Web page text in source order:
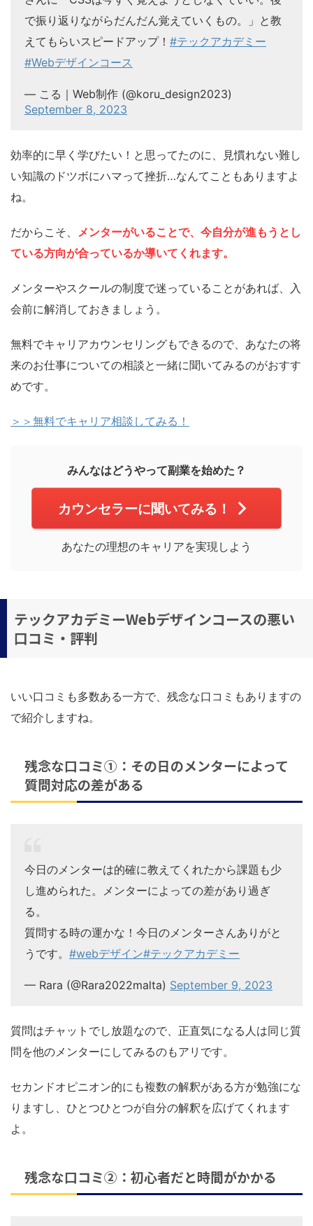
で振り返りながらだんだん覚えていくもの。」と教
えてもらいスピードアップ！ #テックアカデミー
#Webデザインコース
— こる｜Web制作 (@koru_design2023)
September 8, 2023
効率的に早く学びたい！と思ってたのに、見慣れない難し
い知識のドツボにハマって挫折…なんてこともありますよ
ね。
だからこそ、 メンターがいることで、今自分が進もうとし
ている方向が合っているか導いてくれます。
メンターやスクールの制度で迷っていることがあれば、入
会前に解消しておきましょう。
無料でキャリアカウンセリングもできるので、あなたの将
来のお仕事についての相談と一緒に聞いてみるのがおすす
めです。
＞＞無料でキャリア相談してみる！
みんなはどうやって副業を始めた？
カウンセラーに聞いてみる！
あなたの理想のキャリアを実現しよう
テックアカデミーWebデザインコースの悪い
口コミ・評判
いい口コミも多数ある一方で、残念な口コミもありますの
で紹介しますね。
残念な口コミ①：その日のメンターによって
質問対応の差がある
今日のメンターは的確に教えてくれたから課題も少
し進められた。メンターによっての差があり過ぎ
る。
質問する時の運かな！今日のメンターさんありがと
うです。 #webデザイン#テックアカデミー
— Rara (@Rara2022malta) September 9, 2023
質問はチャットでし放題なので、正直気になる人は同じ質
問を他のメンターにしてみるのもアリです。
セカンドオピニオン的にも複数の解釈がある方が勉強にな
りますし、ひとつひとつが自分の解釈を広げてくれます
よ。
残念な口コミ②：初心者だと時間がかかる